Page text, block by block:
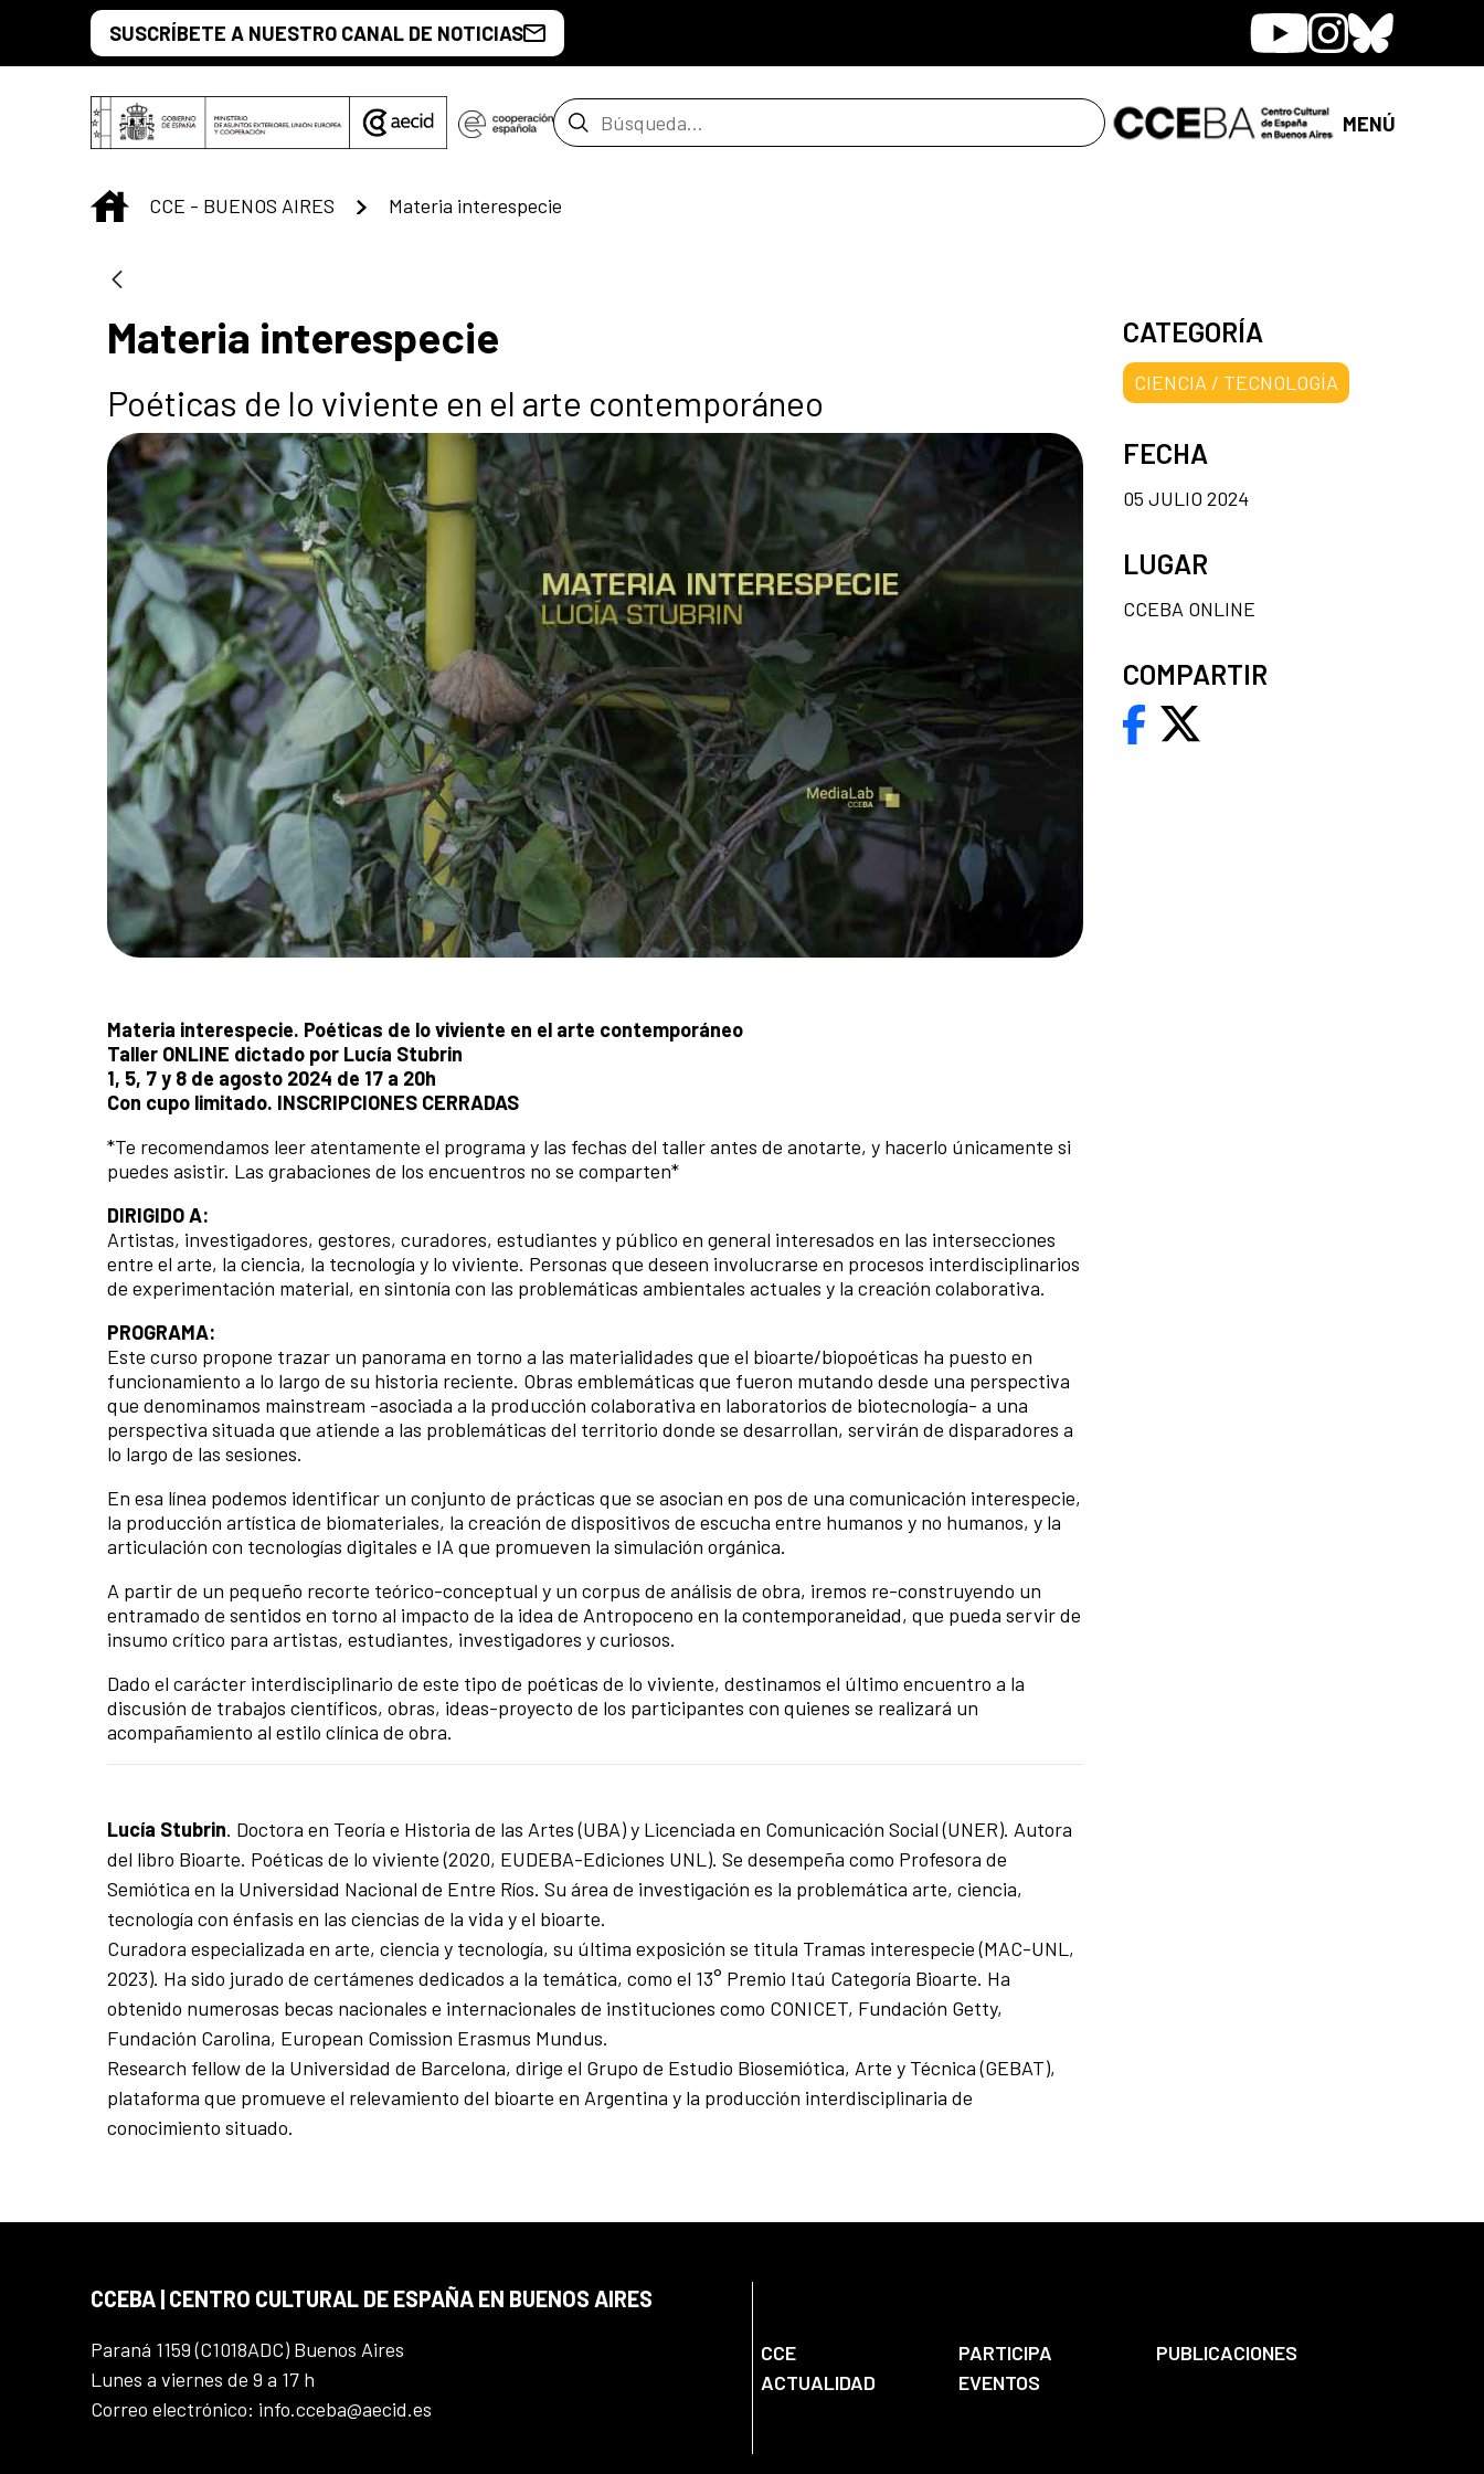
Saltar al contenido principal
SUSCRÍBETE A NUESTRO CANAL DE NOTICIAS YoutubeInstagram
Bluesky
Barra de búsqueda MENÚ
INICIO
CCE - BUENOS AIRES Materia interespecie
Materia interespecie
Poéticas de lo viviente en el arte contemporáneo
Materia interespecie. Poéticas de lo viviente en el arte contemporáneo
Taller ONLINE dictado por Lucía Stubrin
1, 5, 7 y 8 de agosto 2024 de 17 a 20h
Con cupo limitado. INSCRIPCIONES CERRADAS
*Te recomendamos leer atentamente el programa y las fechas del taller antes de anotarte, y hacerlo únicamente si
puedes asistir. Las grabaciones de los encuentros no se comparten*
DIRIGIDO A:
Artistas, investigadores, gestores, curadores, estudiantes y público en general interesados en las intersecciones
entre el arte, la ciencia, la tecnología y lo viviente. Personas que deseen involucrarse en procesos interdisciplinarios
de experimentación material, en sintonía con las problemáticas ambientales actuales y la creación colaborativa.
PROGRAMA:
Este curso propone trazar un panorama en torno a las materialidades que el bioarte/biopoéticas ha puesto en
funcionamiento a lo largo de su historia reciente. Obras emblemáticas que fueron mutando desde una perspectiva
que denominamos mainstream -asociada a la producción colaborativa en laboratorios de biotecnología- a una
perspectiva situada que atiende a las problemáticas del territorio donde se desarrollan, servirán de disparadores a
lo largo de las sesiones.
En esa línea podemos identificar un conjunto de prácticas que se asocian en pos de una comunicación interespecie,
la producción artística de biomateriales, la creación de dispositivos de escucha entre humanos y no humanos, y la
articulación con tecnologías digitales e IA que promueven la simulación orgánica.
A partir de un pequeño recorte teórico-conceptual y un corpus de análisis de obra, iremos re-construyendo un
entramado de sentidos en torno al impacto de la idea de Antropoceno en la contemporaneidad, que pueda servir de
insumo crítico para artistas, estudiantes, investigadores y curiosos.
Dado el carácter interdisciplinario de este tipo de poéticas de lo viviente, destinamos el último encuentro a la
discusión de trabajos científicos, obras, ideas-proyecto de los participantes con quienes se realizará un
acompañamiento al estilo clínica de obra.
Lucía Stubrin. Doctora en Teoría e Historia de las Artes (UBA) y Licenciada en Comunicación Social (UNER). Autora
del libro Bioarte. Poéticas de lo viviente (2020, EUDEBA-Ediciones UNL). Se desempeña como Profesora de
Semiótica en la Universidad Nacional de Entre Ríos. Su área de investigación es la problemática arte, ciencia,
tecnología con énfasis en las ciencias de la vida y el bioarte.
Curadora especializada en arte, ciencia y tecnología, su última exposición se titula Tramas interespecie (MAC-UNL,
2023). Ha sido jurado de certámenes dedicados a la temática, como el 13° Premio Itaú Categoría Bioarte. Ha
obtenido numerosas becas nacionales e internacionales de instituciones como CONICET, Fundación Getty,
Fundación Carolina, European Comission Erasmus Mundus.
Research fellow de la Universidad de Barcelona, dirige el Grupo de Estudio Biosemiótica, Arte y Técnica (GEBAT),
plataforma que promueve el relevamiento del bioarte en Argentina y la producción interdisciplinaria de
conocimiento situado.
CATEGORÍA
CIENCIA / TECNOLOGÍA
FECHA
05 JULIO 2024
LUGAR
CCEBA ONLINE
COMPARTIR
CCEBA | CENTRO CULTURAL DE ESPAÑA EN BUENOS AIRES
Paraná 1159 (C1018ADC) Buenos Aires
Lunes a viernes de 9 a 17 h
Correo electrónico: info.cceba@aecid.es
CCE PARTICIPA
PUBLICACIONES
ACTUALIDAD
EVENTOS